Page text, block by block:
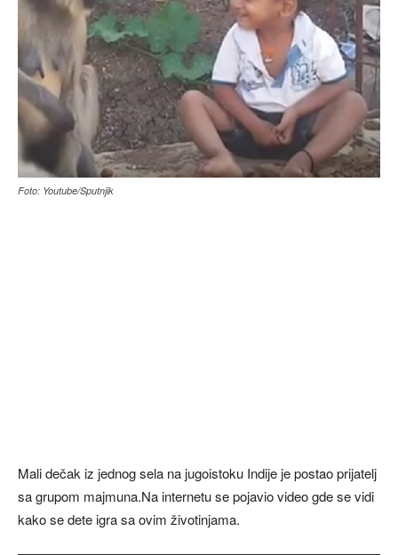
Foto: Youtube/Sputnjik
Mali dečak iz jednog sela na jugoistoku Indije je postao prijatelj
sa grupom majmuna.Na internetu se pojavio video gde se vidi
kako se dete igra sa ovim životinjama.